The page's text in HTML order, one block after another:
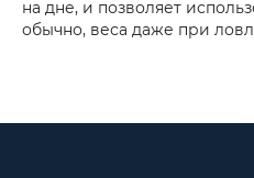
на дне, и позволяет
обычно, веса даже при